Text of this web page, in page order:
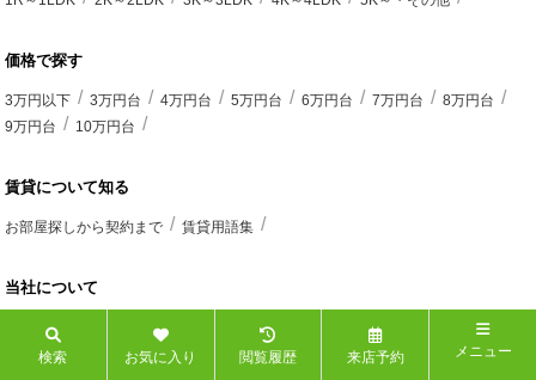
価格で探す
3万円以下 3万円台 4万円台 5万円台 6万円台 7万円台
8万円台
9万円台
10万円台
賃貸について知る
お部屋探しから契約まで 賃貸用語集
当社について
トップページ お知らせ スタッフ紹介
スタッフブログ
法人のお客様へ
会社概要 お問合せ プライバシーポリシー
検索 お気に入り 閲覧履歴 来店予約 メニュー